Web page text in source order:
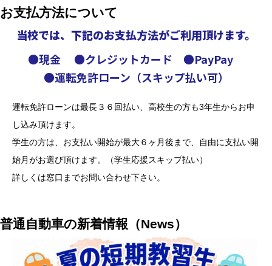
お支払方法について
当校では、下記のお支払方法がご利用頂けます。
●現金 ●クレジットカード ●PayPay
●運転免許ローン（スキップ払い可）
運転免許ローンは最長３６回払い、高校生の方も3年生からお申
し込み頂けます。
学生の方は、お支払い開始が最大６ヶ月後まで、自由に支払い開
始月がお選び頂けます。（学生応援スキップ払い）
詳しくは窓口までお問い合わせ下さい。
普通自動車の新着情報（News）